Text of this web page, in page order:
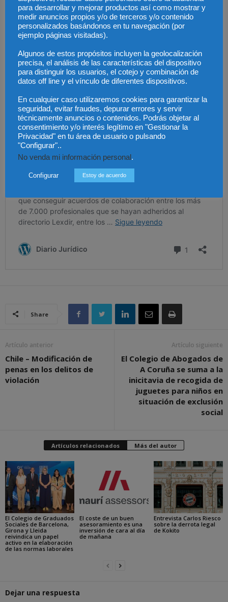
Una extraordinaria oportunidad de que se conozca aún más e
identifique mejor la profesión de Graduado Social, así como de la
del mercado e incluso una nueva línea de negocio.
Share
Artículo anterior
Chile – Modificación de
penas en los delitos de
violación
Artículo siguiente
El Colegio de Abogados de
A Coruña se suma a la
inicitavia de recogida de
juguetes para niños en
situación de exclusión
social
Artículos relacionados Más del autor
El Colegio de Graduados
Sociales de Barcelona,
Girona y Lleida
reivindica un papel
activo en la elaboración
de las normas laborales
El coste de un buen
asesoramiento es una
inversión de cara al día
de mañana
Entrevista Carlos Riesco
sobre la derrota legal
de Kokito
Dejar una respuesta
para desarrollar y mejorar productos así como mostrar y
medir anuncios propios y/o de terceros y/o contenido
personalizados basándonos en tu navegación (por
ejemplo páginas visitadas).
Algunos de estos propósitos incluyen la geolocalización
precisa, el análisis de las características del dispositivo
para distinguir los usuarios, el cotejo y combinación de
datos off line y el vínculo de diferentes dispositivos.
En cualquier caso utilizaremos cookies para garantizar la
seguridad, evitar fraudes, depurar errores y servir
técnicamente anuncios o contenidos. Podrás objetar al
consentimiento y/o interés legítimo en "Gestionar la
Privacidad" en tu área de usuario o pulsando
"Configurar"..
No venda mi información personal.
Configurar Estoy de acuerdo